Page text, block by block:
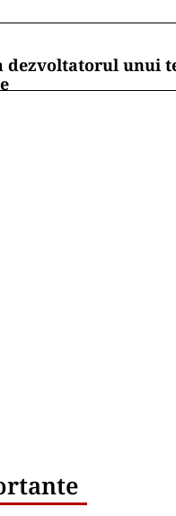
dezvoltatorul unui